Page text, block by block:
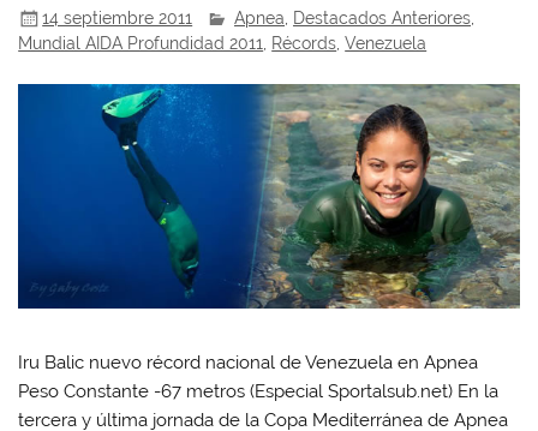
14 septiembre 2011 Apnea Destacados Anteriores
Mundial AIDA Profundidad 2011
Récords ,Venezuela
Iru Balic nuevo récord nacional de Venezuela en Apnea
Peso Constante -67 metros (Especial Sportalsub.net) En la
tercera y última jornada de la Copa Mediterránea de Apnea